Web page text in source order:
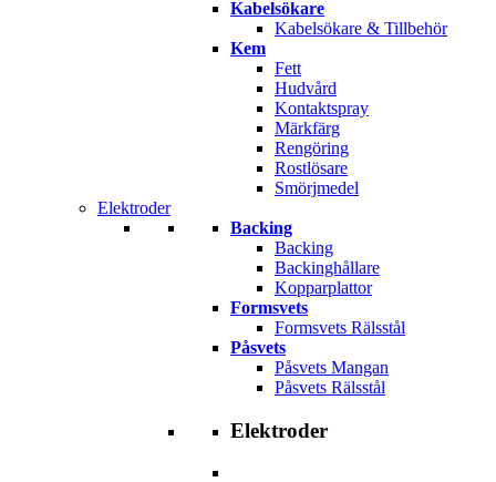
Kabelsökare
Kabelsökare & Tillbehör
Kem
Fett
Hudvård
Kontaktspray
Märkfärg
Rengöring
Rostlösare
Smörjmedel
Elektroder
Backing
Backing
Backinghållare
Kopparplattor
Formsvets
Formsvets Rälsstål
Påsvets
Påsvets Mangan
Påsvets Rälsstål
Elektroder